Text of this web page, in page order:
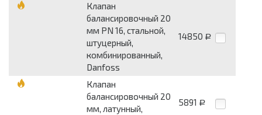
Клапан
балансировочный 20
мм PN 16, стальной,
штуцерный,
комбинированный,
Danfoss
14850 Р
Клапан
балансировочный 20
мм, латунный,
5891 Р